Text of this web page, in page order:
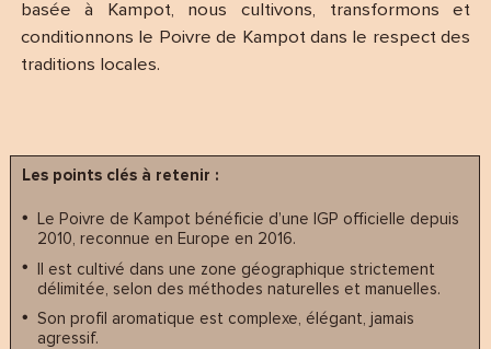
basée à Kampot, nous cultivons, transformons et
conditionnons le Poivre de Kampot dans le respect des
traditions locales.
Les points clés à retenir :
Le Poivre de Kampot bénéficie d’une IGP officielle depuis
2010, reconnue en Europe en 2016.
Il est cultivé dans une zone géographique strictement
délimitée, selon des méthodes naturelles et manuelles.
Son profil aromatique est complexe, élégant, jamais
agressif.